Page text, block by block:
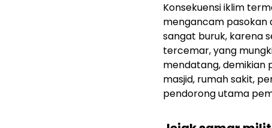
Konsekuensi iklim
mengancam pasokan
sangat buruk, karena
tercemar, yang
mendatang, demikian
masjid, rumah sakit,
pendorong utama